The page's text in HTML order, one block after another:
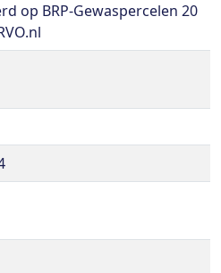
op BRP-Gewaspercelen 20